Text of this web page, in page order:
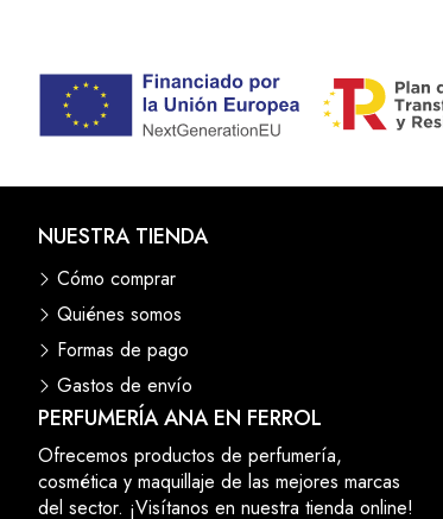
PERFUMERÍA ANA EN FERROL
Ofrecemos productos de perfumería,
cosmética y maquillaje de las mejores marcas
del sector. ¡Visítanos en nuestra tienda online!
NUESTRA TIENDA
Cómo comprar
Quiénes somos
Formas de pago
Gastos de envío